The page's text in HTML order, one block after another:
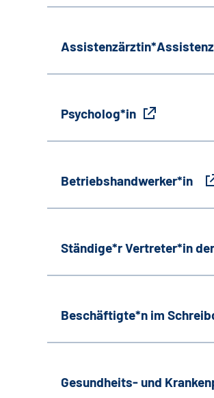
Psycholog*in
Betriebshandwerker*in
Ständige*r Vertreter*in
Beschäftigte*n im
Gesundheits- und